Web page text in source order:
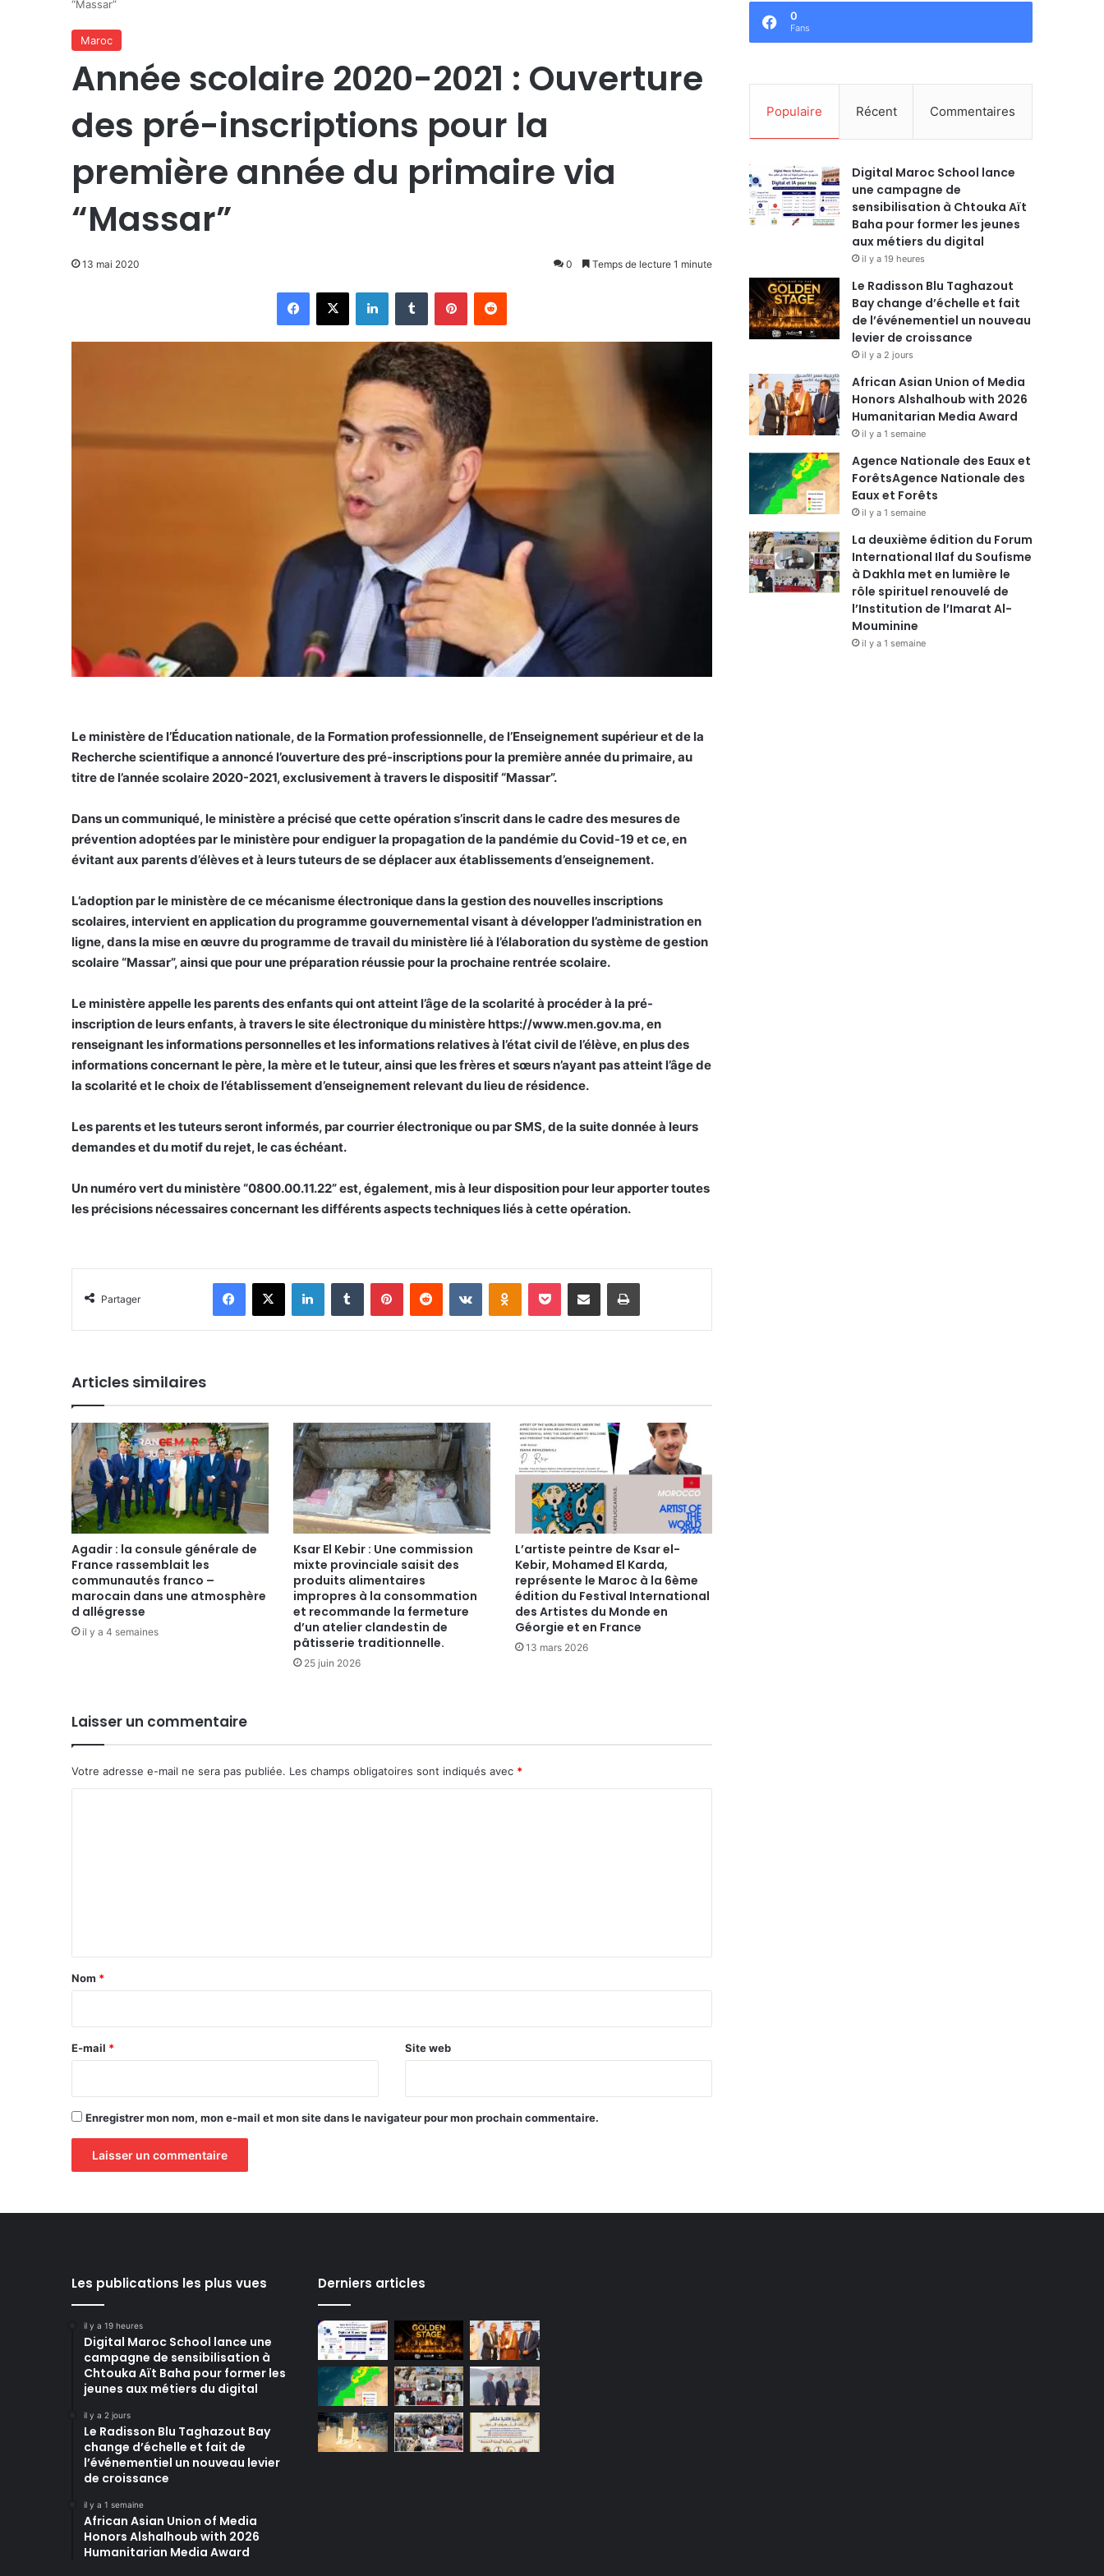
“Massar”
Maroc
Année scolaire 2020-2021 : Ouverture
des pré-inscriptions pour la
première année du primaire via
“Massar”
13 mai 2020 0 Temps de lecture 1 minute
Le ministère de l’Éducation nationale, de la Formation professionnelle, de l’Enseignement supérieur et de la
Recherche scientifique a annoncé l’ouverture des pré-inscriptions pour la première année du primaire, au
titre de l’année scolaire 2020-2021, exclusivement à travers le dispositif “Massar”.
Dans un communiqué, le ministère a précisé que cette opération s’inscrit dans le cadre des mesures de
prévention adoptées par le ministère pour endiguer la propagation de la pandémie du Covid-19 et ce, en
évitant aux parents d’élèves et à leurs tuteurs de se déplacer aux établissements d’enseignement.
L’adoption par le ministère de ce mécanisme électronique dans la gestion des nouvelles inscriptions
scolaires, intervient en application du programme gouvernemental visant à développer l’administration en
ligne, dans la mise en œuvre du programme de travail du ministère lié à l’élaboration du système de gestion
scolaire “Massar”, ainsi que pour une préparation réussie pour la prochaine rentrée scolaire.
Le ministère appelle les parents des enfants qui ont atteint l’âge de la scolarité à procéder à la pré-
inscription de leurs enfants, à travers le site électronique du ministère https://www.men.gov.ma, en
renseignant les informations personnelles et les informations relatives à l’état civil de l’élève, en plus des
informations concernant le père, la mère et le tuteur, ainsi que les frères et sœurs n’ayant pas atteint l’âge de
la scolarité et le choix de l’établissement d’enseignement relevant du lieu de résidence.
Les parents et les tuteurs seront informés, par courrier électronique ou par SMS, de la suite donnée à leurs
demandes et du motif du rejet, le cas échéant.
Un numéro vert du ministère “0800.00.11.22” est, également, mis à leur disposition pour leur apporter toutes
les précisions nécessaires concernant les différents aspects techniques liés à cette opération.
Partager
Facebook X Linkedin Tumblr Pinterest Reddit VKontakte Odnoklassniki Pocket Partager par email Imprimer
Articles similaires
Agadir : la consule générale de
France rassemblait les
communautés franco –
marocain dans une atmosphère
d allégresse
il y a 4 semaines
Ksar El Kebir : Une commission
mixte provinciale saisit des
produits alimentaires
impropres à la consommation
et recommande la fermeture
d’un atelier clandestin de
pâtisserie traditionnelle.
25 juin 2026
​L’artiste peintre de Ksar el-
Kebir, Mohamed El Karda,
représente le Maroc à la 6ème
édition du Festival International
des Artistes du Monde en
Géorgie et en France
13 mars 2026
Laisser un commentaire
Votre adresse e-mail ne sera pas publiée. Les champs obligatoires sont indiqués avec *
a
e
Nom *
E-mail * Site web
Enregistrer mon nom, mon e-mail et mon site dans le navigateur pour mon prochain commentaire.
0
Fans
Populaire Récent Commentaires
Digital Maroc School lance
une campagne de
sensibilisation à Chtouka Aït
Baha pour former les jeunes
aux métiers du digital
il y a 19 heures
Le Radisson Blu Taghazout
Bay change d’échelle et fait
de l’événementiel un nouveau
levier de croissance
il y a 2 jours
African Asian Union of Media
Honors Alshalhoub with 2026
Humanitarian Media Award
il y a 1 semaine
Agence Nationale des Eaux et
ForêtsAgence Nationale des
Eaux et Forêts
il y a 1 semaine
La deuxième édition du Forum
International Ilaf du Soufisme
à Dakhla met en lumière le
rôle spirituel renouvelé de
l’Institution de l’Imarat Al-
Mouminine
il y a 1 semaine
Les publications les plus vues
il y a 19 heures
Digital Maroc School lance une
campagne de sensibilisation à
Chtouka Aït Baha pour former les
jeunes aux métiers du digital
il y a 2 jours
Le Radisson Blu Taghazout Bay
change d’échelle et fait de
l’événementiel un nouveau levier
de croissance
il y a 1 semaine
African Asian Union of Media
Honors Alshalhoub with 2026
Humanitarian Media Award
Derniers articles